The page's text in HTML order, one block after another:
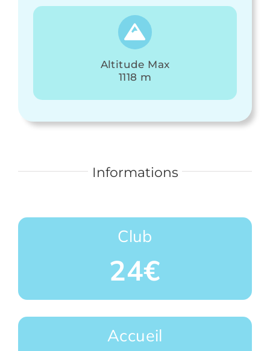
Altitude Max
1118 m
Informations
Club
24€
Accueil